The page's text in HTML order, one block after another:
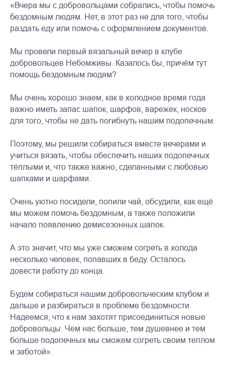
«Вчера мы с добровольцами собрались, чтобы помочь
бездомным людям. Нет, в этот раз не для того, чтобы
раздать еду или помочь с оформлением документов.
Мы провели первый вязальный вечер в клубе
добровольцев Небомживы. Казалось бы, причём тут
помощь бездомным людям?
Мы очень хорошо знаем, как в холодное время года
важно иметь запас шапок, шарфов, варежек, носков
для того, чтобы не дать погибнуть нашим подопечным.
Поэтому, мы решили собираться вместе вечерами и
учиться вязать, чтобы обеспечить наших подопечных
тёплыми и, что также важно, сделанными с любовью
шапками и шарфами.
Очень уютно посидели, попили чай, обсудили, как ещё
мы можем помочь бездомным, а также положили
начало появлению демисезонных шапок.
А это значит, что мы уже сможем согреть в холода
несколько человек, попавших в беду. Осталось
довести работу до конца.
Будем собираться нашим добровольческим клубом и
дальше и разбираться в проблеме бездомности.
Надеемся, что к нам захотят присоединиться новые
добровольцы. Чем нас больше, тем душевнее и тем
больше подопечных мы сможем согреть своим теплом
и заботой».